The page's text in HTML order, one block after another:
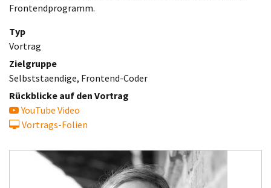
Frontendprogramm.
Typ
Vortrag
Zielgruppe
Selbststaendige, Frontend-Coder
Rückblicke auf den Vortrag
YouTube Video
Vortrags-Folien